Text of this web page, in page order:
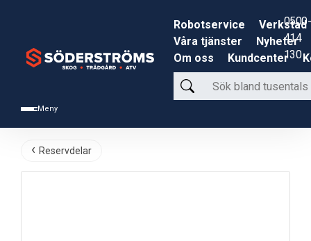
Meny
Robotservice
Verkstad
Våra tjänster
Nyheter
Om oss
Kundcenter
Sök
bland
produkter
0500-
414
130
Reservdelar